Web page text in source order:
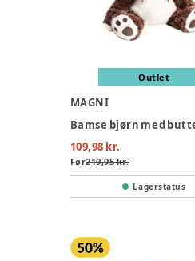
Outlet
MAGNI
109,98 kr.
Før219,95 kr.
Lagerstatus